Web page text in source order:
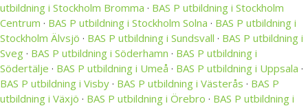
utbildning i Stockholm Bromma · BAS P utbildning i Stockholm
Centrum · BAS P utbildning i Stockholm Solna · BAS P utbildning i
Stockholm Älvsjö · BAS P utbildning i Sundsvall · BAS P utbildning i
Sveg · BAS P utbildning i Söderhamn · BAS P utbildning i
Södertälje · BAS P utbildning i Umeå · BAS P utbildning i Uppsala ·
BAS P utbildning i Visby · BAS P utbildning i Västerås · BAS P
utbildning i Växjö · BAS P utbildning i Örebro · BAS P utbildning i